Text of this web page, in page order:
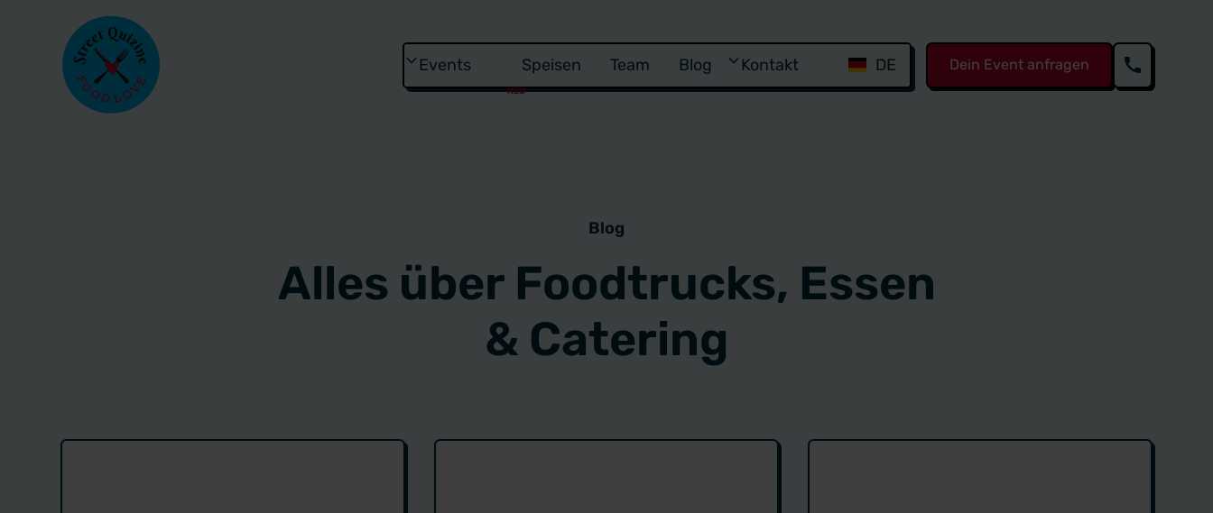
Events Speisen
NEU
Team Blog Kontakt DE Dein Event anfragen
Blog
Alles über Foodtrucks, Essen
& Catering